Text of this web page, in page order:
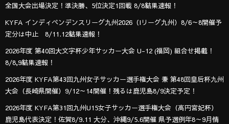
全国大会出場決定！準決勝、5位決定1回戦 8/8結果速報！
KYFA インディペンデンスリーグ九州2026（Iリーグ九州）8/6～8開催予
定分は中止 8/11.12結果速報！
2026年度 第40回大文字杯少年サッカー大会 U-12 (福岡) 組合せ掲載！
8/8,9結果速報！
2026年度 KYFA第43回九州女子サッカー選手権大会 兼 第48回皇后杯九州
大会（長崎県開催）9/12～14開催！残るは鹿児島8/9決定予定！
2026年度 KYFA第31回九州U15女子サッカー選手権大会（高円宮妃杯）
鹿児島代表決定！佐賀8/9.11 大分、沖縄9/5.6開催 県予選例年8～9月情